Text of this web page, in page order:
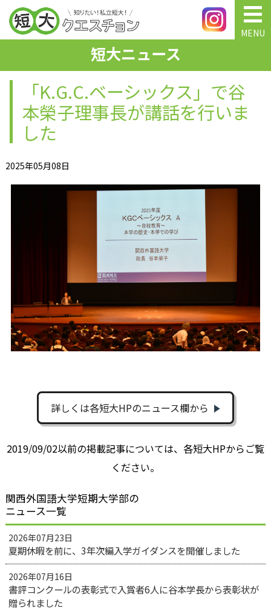
MENU
短大ニュース
「K.G.C.ベーシックス」で谷
本榮子理事長が講話を行いま
した
2025年05月08日
詳しくは各短大HPのニュース欄から
2019/09/02以前の掲載記事については、各短大HPからご覧
ください。
関西外国語大学短期大学部の
ニュース一覧
2026年07月23日
夏期休暇を前に、3年次編入学ガイダンスを開催しました
2026年07月16日
書評コンクールの表彰式で入賞者6人に谷本学長から表彰状が
贈られました